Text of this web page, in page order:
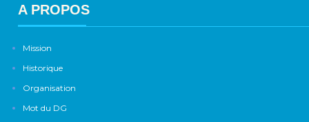
A PROPOS
Mission
Historique
Organisation
Mot du DG